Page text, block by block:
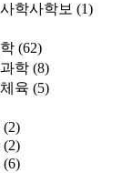
학사학보 (1)
(62)
학 (8)
육 (5)
(2)
(2)
(6)